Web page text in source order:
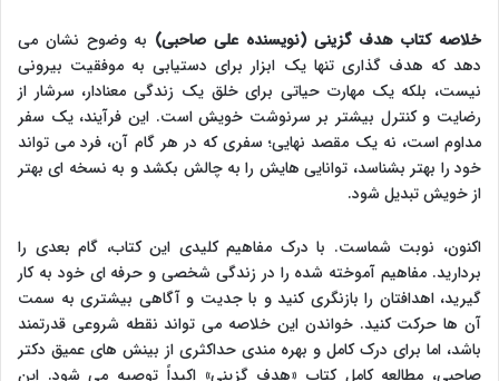
خلاصه کتاب هدف گزینی (نویسنده علی صاحبی) به وضوح نشان می
دهد که هدف گذاری تنها یک ابزار برای دستیابی به موفقیت بیرونی
نیست، بلکه یک مهارت حیاتی برای خلق یک زندگی معنادار، سرشار از
رضایت و کنترل بیشتر بر سرنوشت خویش است. این فرآیند، یک سفر
مداوم است، نه یک مقصد نهایی؛ سفری که در هر گام آن، فرد می تواند
خود را بهتر بشناسد، توانایی هایش را به چالش بکشد و به نسخه ای بهتر
از خویش تبدیل شود.
اکنون، نوبت شماست. با درک مفاهیم کلیدی این کتاب، گام بعدی را
بردارید. مفاهیم آموخته شده را در زندگی شخصی و حرفه ای خود به کار
گیرید، اهدافتان را بازنگری کنید و با جدیت و آگاهی بیشتری به سمت
آن ها حرکت کنید. خواندن این خلاصه می تواند نقطه شروعی قدرتمند
باشد، اما برای درک کامل و بهره مندی حداکثری از بینش های عمیق دکتر
صاحبی، مطالعه کامل کتاب «هدف گزینی» اکیداً توصیه می شود. این